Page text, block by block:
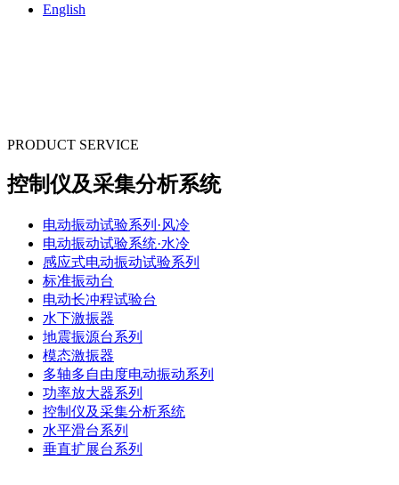
English
PRODUCT SERVICE
控制仪及采集分析系统
电动振动试验系列·风冷
电动振动试验系统·水冷
感应式电动振动试验系列
标准振动台
电动长冲程试验台
水下激振器
地震振源台系列
模态激振器
多轴多自由度电动振动系列
功率放大器系列
控制仪及采集分析系统
水平滑台系列
垂直扩展台系列